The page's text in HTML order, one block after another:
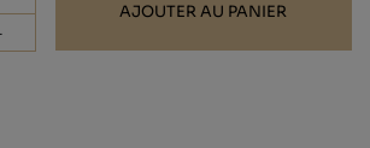
AJOUTER AU PANIER